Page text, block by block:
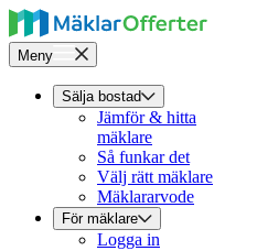
Meny
Sälja bostad
Jämför & hitta
mäklare
Så funkar det
Välj rätt mäklare
Mäklararvode
För mäklare
Logga in